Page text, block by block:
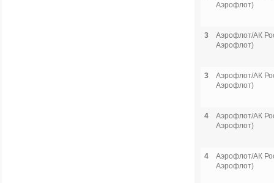
Аэрофлот)
3
Аэрофлот/АК
Аэрофлот)
3
Аэрофлот/АК
Аэрофлот)
4
Аэрофлот/АК
Аэрофлот)
4
Аэрофлот/АК
Аэрофлот)